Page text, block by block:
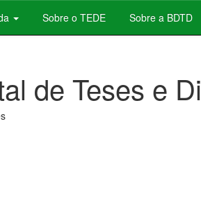
Sobre o TEDE Sobre a BDTD
de Teses e